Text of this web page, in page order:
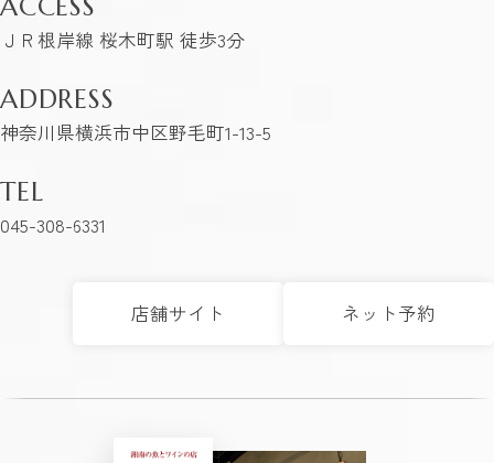
ＪＲ根岸線 桜木町駅 徒歩3分
ADDRESS
神奈川県横浜市中区野毛町1-13-5
TEL
045-308-6331
店舗サイト ネット予約